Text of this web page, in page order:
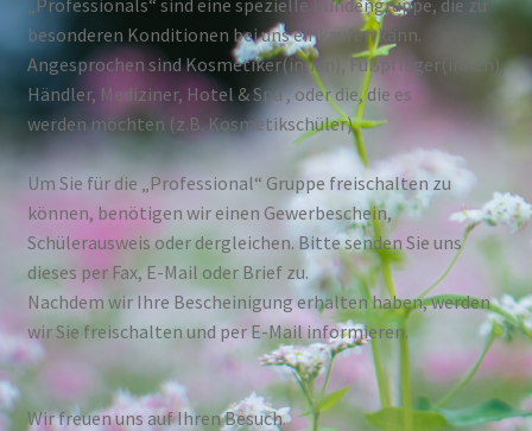
„Professionals“ sind eine spezielle Kundengruppe, die zu
besonderen Konditionen bei uns einkaufen kann.
Angesprochen sind Kosmetiker(innen), Fußpfleger(innen),
Händler, Mediziner, Hotel & Spa , oder die, die es
werden möchten (z.B. Kosmetikschüler).
Um Sie für die „Professional“ Gruppe freischalten zu
können, benötigen wir einen Gewerbeschein,
Schülerausweis oder dergleichen. Bitte senden Sie uns
dieses per Fax, E-Mail oder Brief zu.
Nachdem wir Ihre Bescheinigung erhalten haben, werden
wir Sie freischalten und per E-Mail informieren.
Wir freuen uns auf Ihren Besuch.